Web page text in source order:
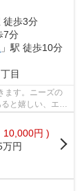
徒歩3分
7分
」駅 徒歩10分
目
ます。ニーズの
と嬉しい、エレ
10,000円 )
円